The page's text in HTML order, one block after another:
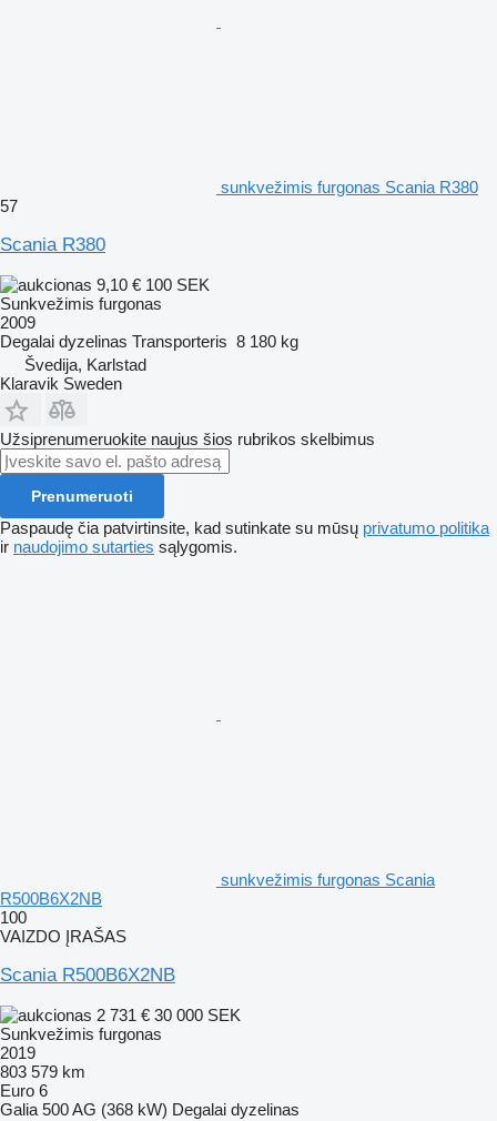
sunkvežimis furgonas Scania R380
57
Scania R380
9,10 € 100 SEK
Sunkvežimis furgonas
2009
Degalai dyzelinas Transporteris 8 180 kg
Švedija, Karlstad
Klaravik Sweden
Užsiprenumeruokite naujus šios rubrikos skelbimus
Prenumeruoti
Paspaudę čia patvirtinsite, kad sutinkate su mūsų privatumo politika
ir naudojimo sutarties sąlygomis.
sunkvežimis furgonas Scania
R500B6X2NB
100
VAIZDO ĮRAŠAS
Scania R500B6X2NB
2 731 € 30 000 SEK
Sunkvežimis furgonas
2019
803 579 km
Euro 6
Galia 500 AG (368 kW) Degalai dyzelinas